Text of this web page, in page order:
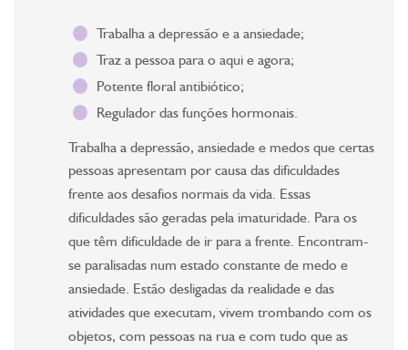
Trabalha a depressão e a ansiedade;
Traz a pessoa para o aqui e agora;
Potente floral antibiótico;
Regulador das funções hormonais.
Trabalha a depressão, ansiedade e medos que certas
pessoas apresentam por causa das dificuldades
frente aos desafios normais da vida. Essas
dificuldades são geradas pela imaturidade. Para os
que têm dificuldade de ir para a frente. Encontram-
se paralisadas num estado constante de medo e
ansiedade. Estão desligadas da realidade e das
atividades que executam, vivem trombando com os
objetos, com pessoas na rua e com tudo que as